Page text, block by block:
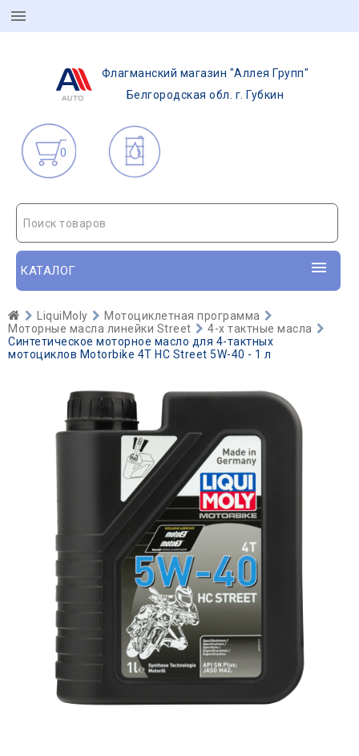
Флагманский магазин "Аллея Групп"
Белгородская обл. г. Губкин
0
Поиск товаров
КАТАЛОГ
LiquiMoly
Мотоциклетная программа
Моторные масла линейки Street
4-х тактные масла
Синтетическое моторное масло для 4-тактных
мотоциклов Motorbike 4T HC Street 5W-40 - 1 л